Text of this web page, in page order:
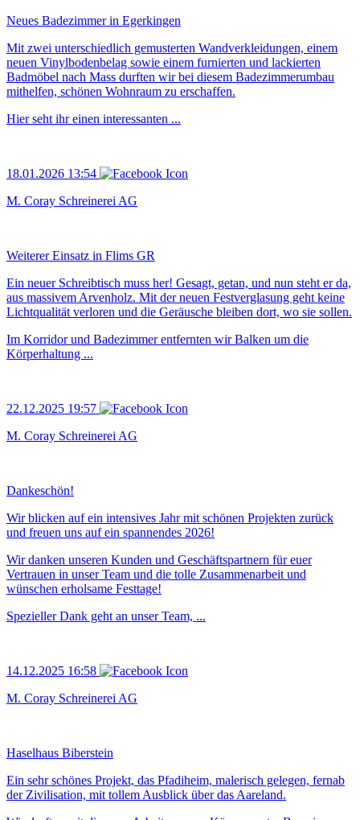
Neues Badezimmer in Egerkingen
Mit zwei unterschiedlich gemusterten Wandverkleidungen, einem
neuen Vinylbodenbelag sowie einem furnierten und lackierten
Badmöbel nach Mass durften wir bei diesem Badezimmerumbau
mithelfen, schönen Wohnraum zu erschaffen.
Hier seht ihr einen interessanten ...
18.01.2026 13:54
M. Coray Schreinerei AG
Weiterer Einsatz in Flims GR
Ein neuer Schreibtisch muss her! Gesagt, getan, und nun steht er da,
aus massivem Arvenholz. Mit der neuen Festverglasung geht keine
Lichtqualität verloren und die Geräusche bleiben dort, wo sie sollen.
Im Korridor und Badezimmer entfernten wir Balken um die
Körperhaltung ...
22.12.2025 19:57
M. Coray Schreinerei AG
Dankeschön!
Wir blicken auf ein intensives Jahr mit schönen Projekten zurück
und freuen uns auf ein spannendes 2026!
Wir danken unseren Kunden und Geschäftspartnern für euer
Vertrauen in unser Team und die tolle Zusammenarbeit und
wünschen erholsame Festtage!
Spezieller Dank geht an unser Team, ...
14.12.2025 16:58
M. Coray Schreinerei AG
Haselhaus Biberstein
Ein sehr schönes Projekt, das Pfadiheim, malerisch gelegen, fernab
der Zivilisation, mit tollem Ausblick über das Aareland.